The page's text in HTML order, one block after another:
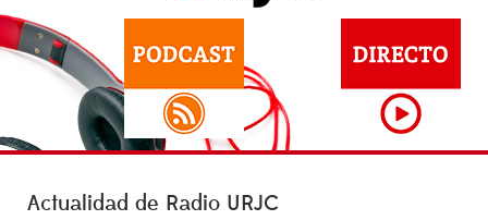
Actualidad de Radio URJC